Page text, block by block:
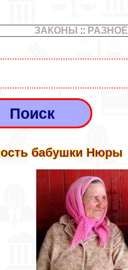
ЗАКОНЫ :: РАЗНОЕ
бабушки Нюры